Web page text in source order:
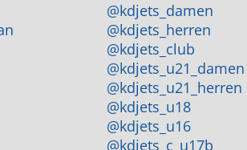
@kdjets_damen
@kdjets_herren
@kdjets_club
@kdjets_u21_damen
@kdjets_u21_herren
@kdjets_u18
@kdjets_u16
@kdjets_c_u17b